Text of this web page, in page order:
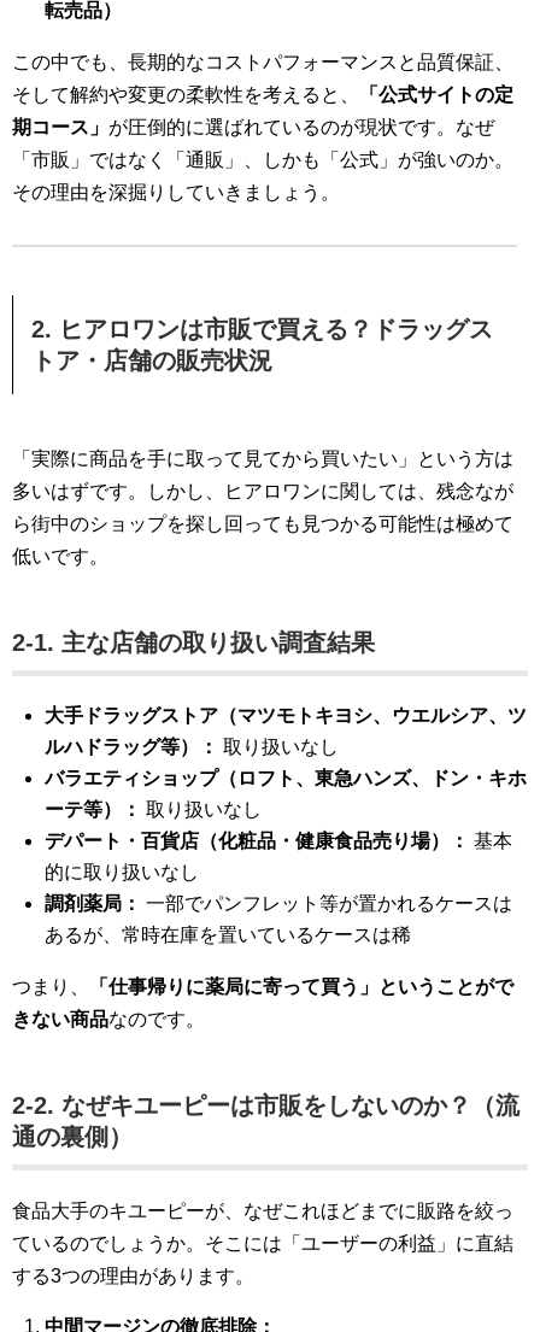
転売品）
この中でも、長期的なコストパフォーマンスと品質保証、
そして解約や変更の柔軟性を考えると、
「公式サイトの定
期コース」 が圧倒的に選ばれているのが現状です。なぜ
「市販」ではなく「通販」、しかも「公式」が強いのか。
その理由を深掘りしていきましょう。
2. ヒアロワンは市販で買える？ドラッグス
トア・店舗の販売状況
「実際に商品を手に取って見てから買いたい」という方は
多いはずです。しかし、ヒアロワンに関しては、残念なが
ら街中のショップを探し回っても見つかる可能性は極めて
低いです。
2-1. 主な店舗の取り扱い調査結果
大手ドラッグストア（マツモトキヨシ、ウエルシア、ツ
ルハドラッグ等）： 取り扱いなし
バラエティショップ（ロフト、東急ハンズ、ドン・キホ
ーテ等）： 取り扱いなし
デパート・百貨店（化粧品・健康食品売り場）： 基本
的に取り扱いなし
調剤薬局： 一部でパンフレット等が置かれるケースは
あるが、常時在庫を置いているケースは稀
つまり、
「仕事帰りに薬局に寄って買う」ということがで
きない商品なのです。
2-2. なぜキユーピーは市販をしないのか？（流
通の裏側）
食品大手のキユーピーが、なぜこれほどまでに販路を絞っ
ているのでしょうか。そこには「ユーザーの利益」に直結
する3つの理由があります。
中間マージンの徹底排除：